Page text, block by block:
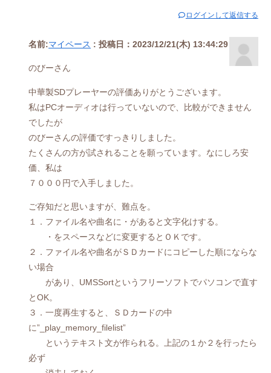
ログインして返信する
名前:マイペース : 投稿日：2023/12/21(木) 13:44:29
のびーさん
中華製SDプレーヤーの評価ありがとうございます。
私はPCオーディオは行っていないので、比較ができません
でしたが
のびーさんの評価ですっきりしました。
たくさんの方が試されることを願っています。なにしろ安
価、私は
７０００円で入手しました。
ご存知だと思いますが、難点を。
１．ファイル名や曲名に・があると文字化けする。
・をスペースなどに変更するとＯＫです。
２．ファイル名や曲名がＳＤカードにコピーした順にならな
い場合
があり、UMSSortというフリーソフトでパソコンで直す
とOK。
３．一度再生すると、ＳＤカードの中
に”_play_memory_filelist”
というテキスト文が作られる。上記の１か２を行ったら
必ず